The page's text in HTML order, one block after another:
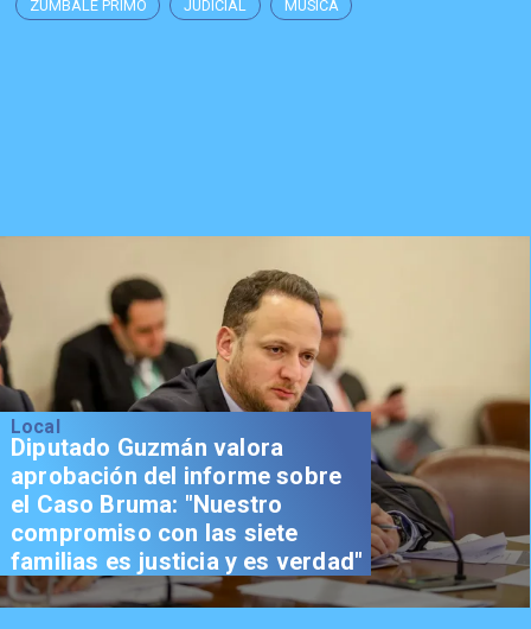
ZÚMBALE PRIMO JUDICIAL MÚSICA
Local
Senador Vial celebra
aprobación del proyecto de
Reconstrucción: "Es un hito
trascendental en beneficio de
los chilenos"